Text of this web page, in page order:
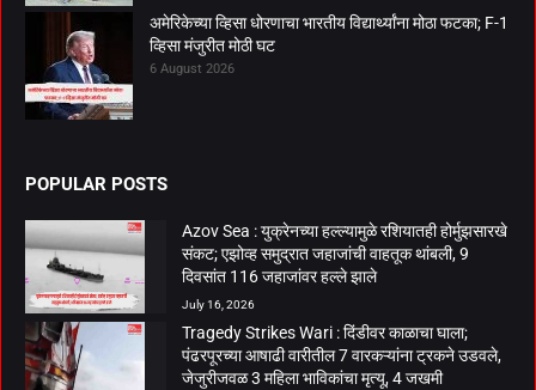
अमेरिकेच्या व्हिसा धोरणाचा भारतीय विद्यार्थ्यांना मोठा फटका; F-1
व्हिसा मंजुरीत मोठी घट
6 August 2026
POPULAR POSTS
Azov Sea : युक्रेनच्या हल्ल्यामुळे रशियातही होर्मुझसारखे
संकट; एझोव्ह समुद्रात जहाजांची वाहतूक थांबली, 9
दिवसांत 116 जहाजांवर हल्ले झाले
July 16, 2026
Tragedy Strikes Wari : दिंडीवर काळाचा घाला;
पंढरपूरच्या आषाढी वारीतील 7 वारकऱ्यांना ट्रकने उडवले,
जेजुरीजवळ 3 महिला भाविकांचा मृत्यू, 4 जखमी